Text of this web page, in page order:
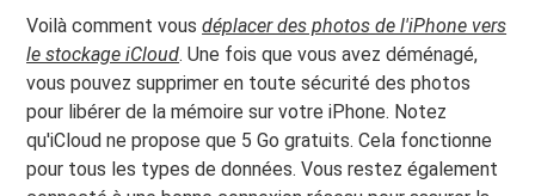
Voilà comment vousdéplacer des photos de l'iPhone vers
le stockage iCloud. Une fois que vous avez déménagé,
vous pouvez supprimer en toute sécurité des photos
pour libérer de la mémoire sur votre iPhone. Notez
qu'iCloud ne propose que 5 Go gratuits. Cela fonctionne
pour tous les types de données. Vous restez également